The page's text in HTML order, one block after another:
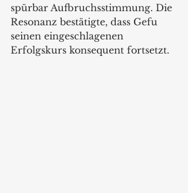
spürbar Aufbruchsstimmung. Die
Resonanz bestätigte, dass Gefu
seinen eingeschlagenen
Erfolgskurs konsequent fortsetzt.